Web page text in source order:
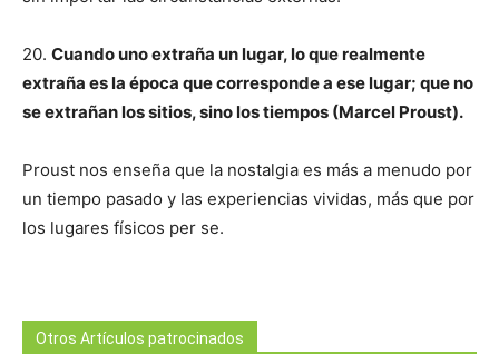
20. Cuando uno extraña un lugar, lo que realmente
extraña es la época que corresponde a ese lugar; que no
se extrañan los sitios, sino los tiempos (Marcel Proust).
Proust nos enseña que la nostalgia es más a menudo por
un tiempo pasado y las experiencias vividas, más que por
los lugares físicos per se.
Otros Artículos patrocinados